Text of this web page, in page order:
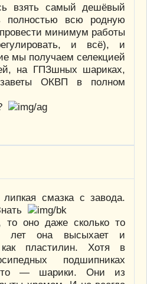
взять самый дешёвый
полностью всю родную
минимум работы
и всё), и
мы получаем селекцией
на ГПЗшных шариках,
ОКВП в полном
смазка с завода.
нать
оно даже сколько то
лет она высыхает и
пластилин. Хотя в
подшипниках
— шарики. Они из